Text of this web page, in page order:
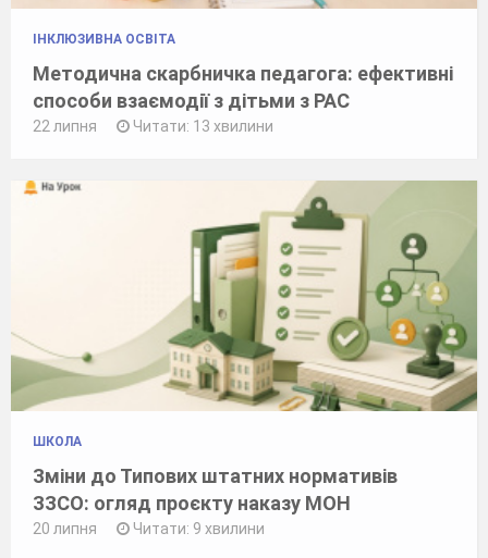
ІНКЛЮЗИВНА ОСВІТА
Методична скарбничка педагога: ефективні
способи взаємодії з дітьми з РАС
22 липня Читати: 13 хвилини
ШКОЛА
Зміни до Типових штатних нормативів
ЗЗСО: огляд проєкту наказу МОН
20 липня Читати: 9 хвилини